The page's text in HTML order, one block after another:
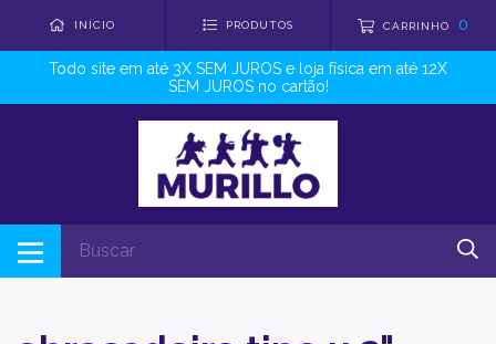
INÍCIO PRODUTOS CARRINHO 0
Todo site em até 3X SEM JUROS e loja física em até 12X
SEM JUROS no cartão!